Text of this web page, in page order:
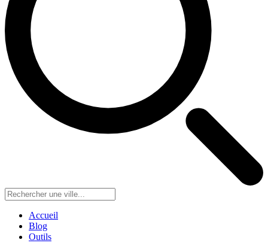
Accueil
Blog
Outils